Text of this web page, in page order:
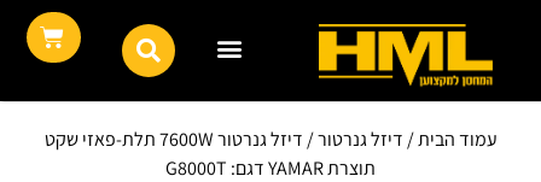
עמוד הבית/ דיזל גנרטור
/ דיזל גנרטור 7600W תלת-פאזי שקט
תוצרת YAMAR דגם: G8000T